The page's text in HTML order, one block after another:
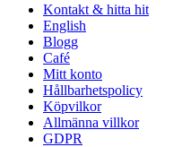
Kontakt & hitta hit
English
Blogg
Café
Mitt konto
Hållbarhetspolicy
Köpvilkor
Allmänna villkor
GDPR